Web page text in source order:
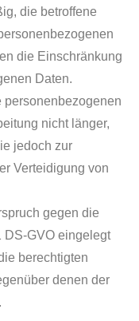
die betroffene
die Einschränkung
Daten.
personenbezogenen
nicht länger,
jedoch zur
Verteidigung von
gegen die
DS-GVO eingelegt
berechtigten
denen der